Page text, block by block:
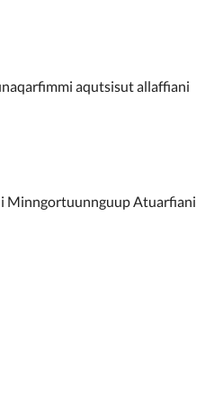
aqutsisut allaffiani
Minngortuunnguup Atuarfiani